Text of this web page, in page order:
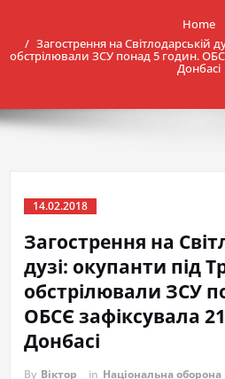
Home
Загострення на Світлодарській
обстрілювали ЗСУ понад 5 годин.
Донбасі
14.02.2018
Загострення на
дузі: окупанти під
обстрілювали ЗСУ
ОБСЄ зафіксувала
Донбасі
By Віктор in Національна оборона